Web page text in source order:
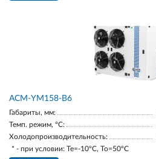
АСМ-YM158-В6
Габариты, мм:
Темп. режим, °С:
Холодопроизводительность:
* - при условии: Te=-10ºC, To=50ºC